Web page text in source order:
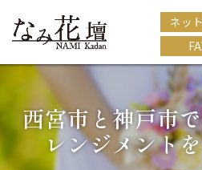
ネッ
西宮市と神戸市
レンジメント